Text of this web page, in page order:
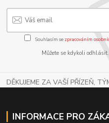
Souhlasím se zpracováním
Můžete se kdykoli
DĚKUJEME ZA VAŠÍ PŘÍZEŇ,
INFORMACE PRO